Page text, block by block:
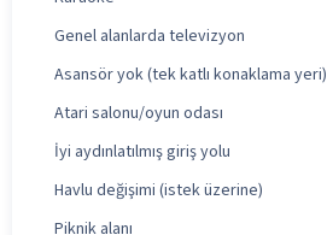
Genel alanlarda televizyon
Asansör yok (tek katlı konaklama yeri)
Atari salonu/oyun odası
İyi aydınlatılmış giriş yolu
Havlu değişimi (istek üzerine)
Piknik alanı